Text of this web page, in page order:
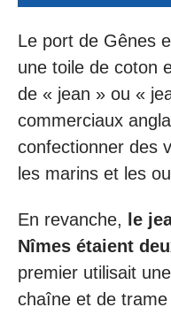
Le port de Gênes
une toile de coton
de « jean » ou «
commerciaux
confectionner des
les marins et les
En revanche,
le
Nîmes étaient
premier utilisait
chaîne et de trame